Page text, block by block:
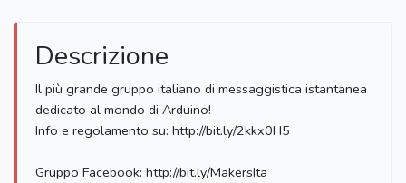
Descrizione
Il più grande gruppo italiano di messaggistica istantanea
dedicato al mondo di Arduino!
Info e regolamento su: http://bit.ly/2kkx0H5
Gruppo Facebook: http://bit.ly/MakersIta